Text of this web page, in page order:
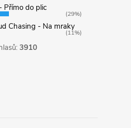
Přímo do plic
(29%)
Chasing - Na mraky
(11%)
3910